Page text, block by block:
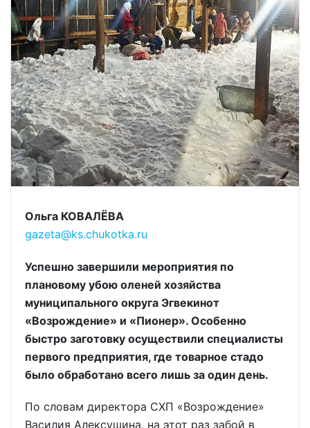
Ольга КОВАЛЁВА
gazeta@ks.chukotka.ru
Успешно завершили мероприятия по
плановому убою оленей хозяйства
муниципального округа Эгвекинот
«Возрождение» и «Пионер». Особенно
быстро заготовку осуществили специалисты
первого предприятия, где товарное стадо
было обработано всего лишь за один день.
По словам директора СХП «Возрождение»
Василия Алексушина, на этот раз забой в